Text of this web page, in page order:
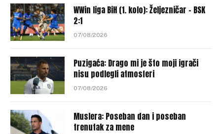
WWin liga BiH (1. kolo): Željezničar – BSK
2:1
07/08/2026
Puzigaća: Drago mi je što moji igrači
nisu podlegli atmosferi
07/08/2026
Muslera: Poseban dan i poseban
trenutak za mene